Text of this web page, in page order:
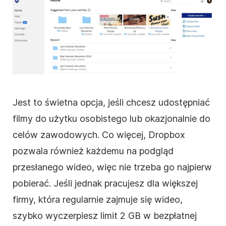
Jest to świetna opcja, jeśli chcesz udostępniać
filmy do użytku osobistego lub okazjonalnie do
celów zawodowych. Co więcej, Dropbox
pozwala również każdemu na podgląd
przesłanego wideo, więc nie trzeba go najpierw
pobierać. Jeśli jednak pracujesz dla większej
firmy, która regularnie zajmuje się wideo,
szybko wyczerpiesz limit 2 GB w bezpłatnej